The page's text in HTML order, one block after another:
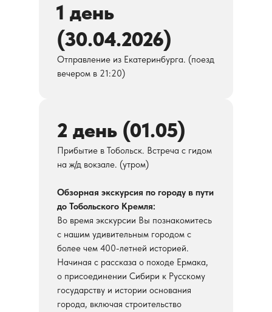
1 день
(30.04.2026)
Отправление из Екатеринбурга. (поезд
вечером в 21:20)
2 день (01.05)
Прибытие в Тобольск. Встреча с гидом
на ж/д вокзале. (утром)
Обзорная экскурсия по городу в пути
до Тобольского Кремля:
Во время экскурсии Вы познакомитесь
с нашим удивительным городом с
более чем 400-летней историей.
Начиная с рассказа о походе Ермака,
о присоединении Сибири к Русскому
государству и истории основания
города, включая строительство